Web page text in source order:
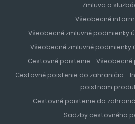
Zmluva o
Všeobecné
Všeobecné zmluvné podmienky
Všeobecné zmluvné podmienky
Cestovné poistenie -
Cestovné poistenie do zahraničia -
poistnom
Cestovné poistenie do
Sadzby cestovného